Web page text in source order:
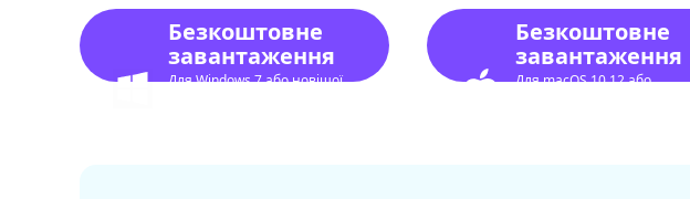
Безкоштовне
завантаження
Для Windows 7 або новішої
Безкоштовне
завантаження
Для macOS 10.12 або